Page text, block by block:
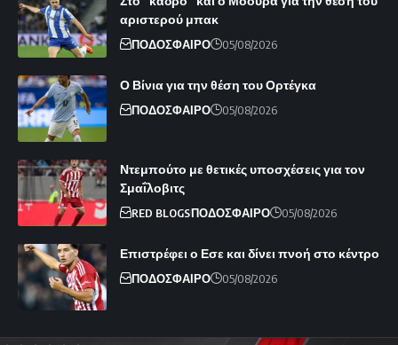
αριστερού μπακ
ΠΟΔΟΣΦΑΙΡΟ 05/08/2026
Ο Βίνια για την θέση του Ορτέγκα
ΠΟΔΟΣΦΑΙΡΟ 05/08/2026
Ντεμπούτο με θετικές υποσχέσεις για τον
Σμαΐλοβιτς
RED BLOGSΠΟΔΟΣΦΑΙΡΟ 05/08/2026
Επιστρέφει ο Εσε και δίνει πνοή στο κέντρο
ΠΟΔΟΣΦΑΙΡΟ 05/08/2026